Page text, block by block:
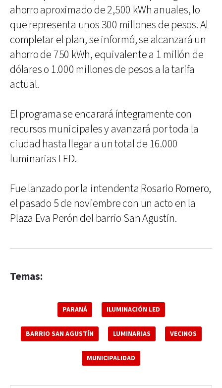
ahorro aproximado de 2,500 kWh anuales, lo
que representa unos 300 millones de pesos. Al
completar el plan, se informó, se alcanzará un
ahorro de 750 kWh, equivalente a 1 millón de
dólares o 1.000 millones de pesos a la tarifa
actual.
El programa se encarará íntegramente con
recursos municipales y avanzará por toda la
ciudad hasta llegar a un total de 16.000
luminarias LED.
Fue lanzado por la intendenta Rosario Romero,
el pasado 5 de noviembre con un acto en la
Plaza Eva Perón del barrio San Agustín.
Temas:
PARANÁ ILUMINACIÓN LED
BARRIO SAN AGUSTÍN LUMINARIAS VECINOS
MUNICIPALIDAD